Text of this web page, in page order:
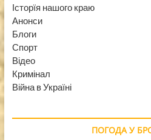
Історїя нашого краю
Анонси
Блоги
Спорт
Відео
Кримінал
Війна в Україні
ПОГОДА У